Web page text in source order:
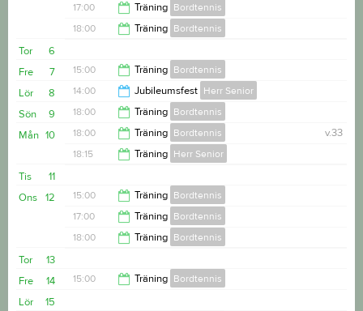
17:00
17:00 Träning Bordtennis
18:00 Träning Bordtennis
20:00
6
Tor
7
Fre 15:00 Träning Bordtennis
17:00
8
Lör 14:00 Jubileumsfest Herr Senior
17:00
9
Sön 18:00 Träning Bordtennis
20:00
10
Mån v.33
18:00 Träning Bordtennis
18:15 Träning Herr Senior
20:00
11
Tis
12
Ons 15:00 Träning Bordtennis
17:00
17:00 Träning Bordtennis
18:00 Träning Bordtennis
20:00
13
Tor
14
Fre 15:00 Träning Bordtennis
15
Lör